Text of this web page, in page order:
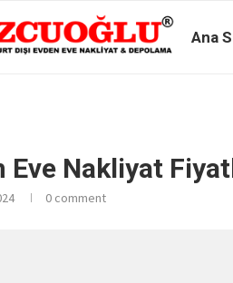
Ana
Eve Nakliyat
0 comment